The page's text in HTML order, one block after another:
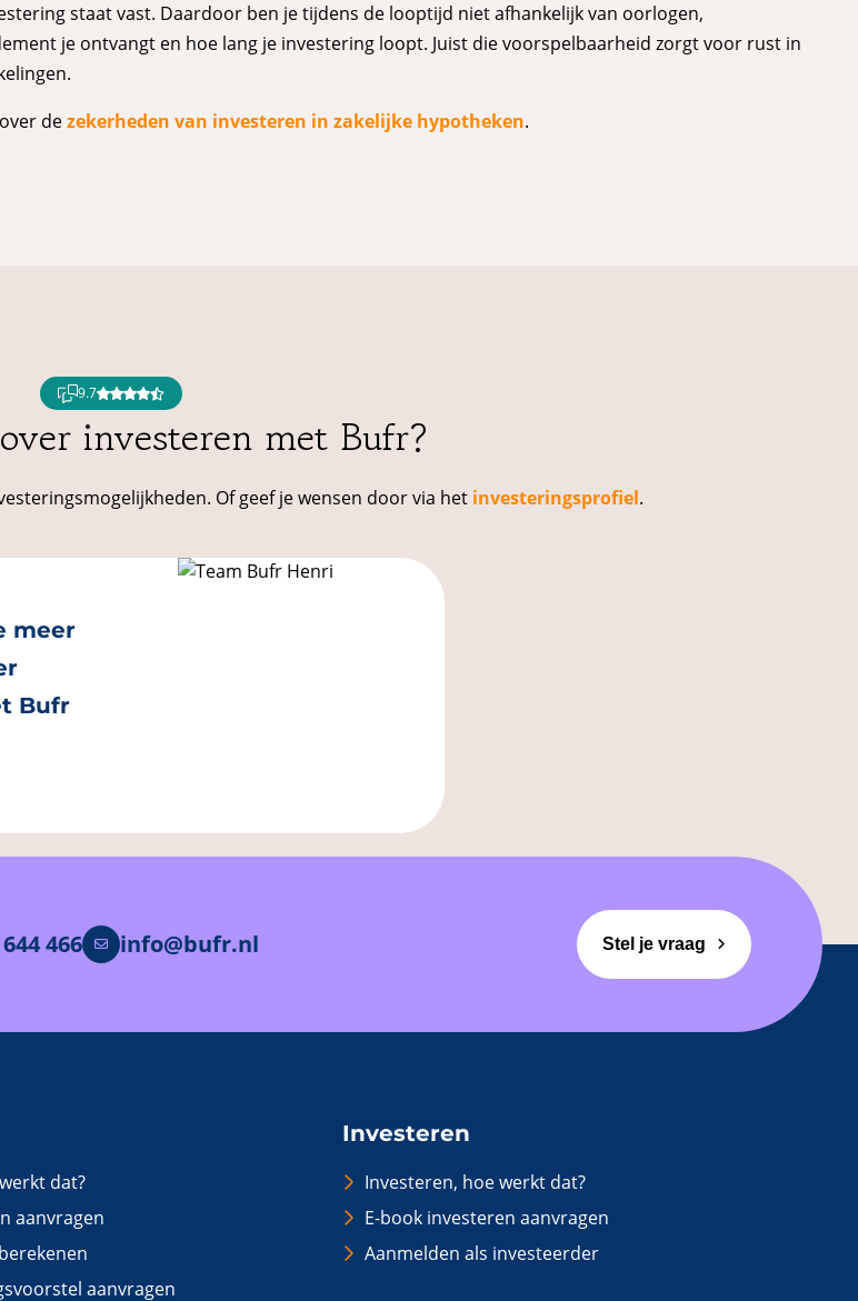
staat vast. Daardoor ben je tijdens de looptijd niet afhankelijk van oorlogen,
je ontvangt en hoe lang je investering loopt. Juist die voorspelbaarheid zorgt voor rust in
dezekerheden van investeren in zakelijke hypotheken.
9.7
investeren met Bufr?
Of geef je wensen door via het investeringsprofiel.
meer
Bufr
466 info@bufr.nl Stel je vraag
dat?
aanvragen
aanvragen
Investeren
Investeren, hoe werkt dat?
E-book investeren aanvragen
Aanmelden als investeerder